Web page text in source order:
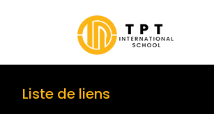
Liste de liens